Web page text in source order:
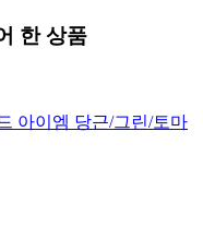
한 상품
아이엠 당근/그린/토마